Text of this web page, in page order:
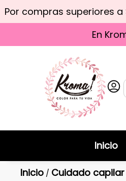
Por compras superiores
En
Inicio
Inicio / Cuidado capilar